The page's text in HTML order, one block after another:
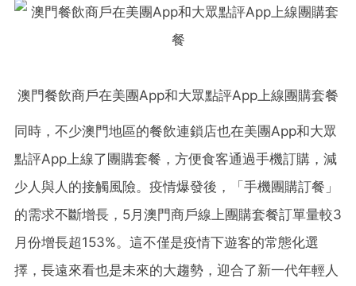
澳門餐飲商戶在美團App和大眾點評App上線團購套餐
同時，不少澳門地區的餐飲連鎖店也在美團App和大眾
點評App上線了團購套餐，方便食客通過手機訂購，減
少人與人的接觸風險。疫情爆發後，「手機團購訂餐」
的需求不斷增長，5月澳門商戶線上團購套餐訂單量較3
月份增長超153%。這不僅是疫情下遊客的常態化選
擇，長遠來看也是未來的大趨勢，迎合了新一代年輕人